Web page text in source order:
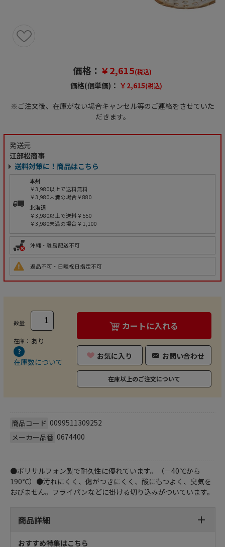
価格： ￥2,615(税込)
価格(個単価)： ￥2,615(税込)
※ご注文後、在庫がない場合キャンセル等のご連絡をさせていた
だきます。
発送元
江部松商事
送料対策に！商品はこちら
本州
￥3,980以上で送料無料
￥3,980未満の場合￥880
北海道
￥3,980以上で送料￥550
￥3,980未満の場合￥1,100
沖縄・離島配送不可
返品不可・日曜祝日指定不可
数量
在庫： あり
在庫数について
カートに入れる
お気に入り お問い合わせ
在庫以上のご注文について
商品コード 0099511309252
メーカー品番 0674400
●ポリサルフォン製で耐久性に優れています。（－40℃から
190℃）●汚れにくく、傷がつきにくく、酸にもつよく、臭気を
おびません。フライパンなどに掛ける切り込みがついています。
商品詳細
おすすめ特集はこちら